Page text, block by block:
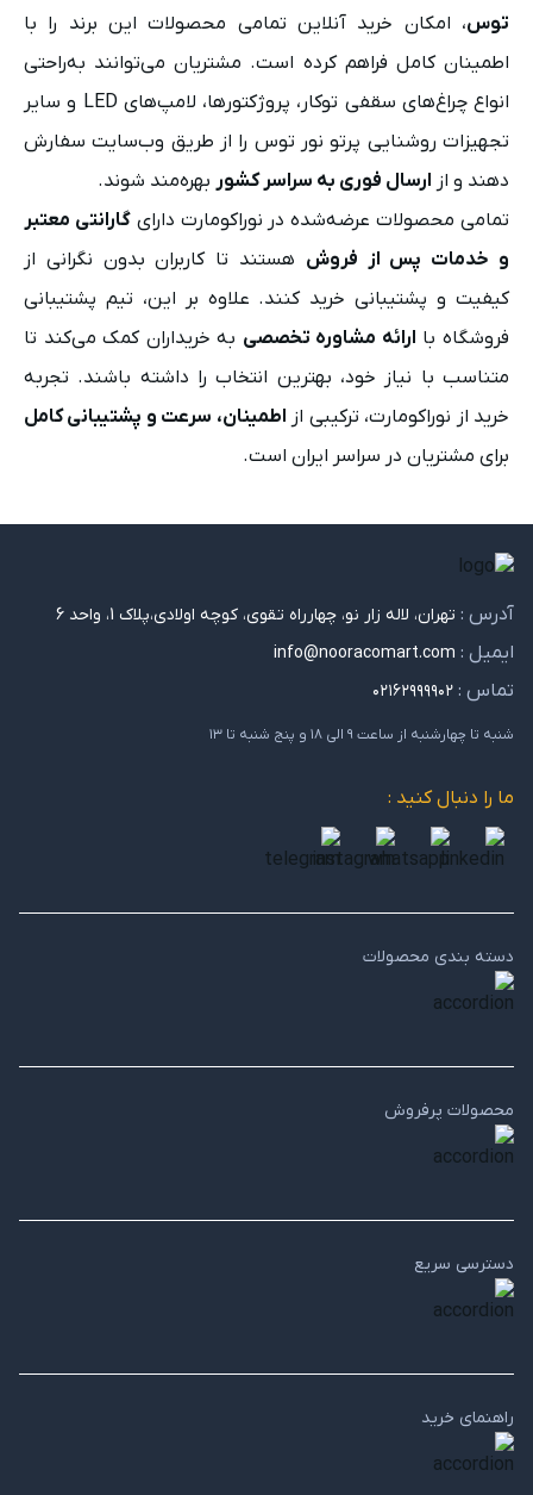
توس، امکان خرید آنلاین تمامی محصولات این برند را با
اطمینان کامل فراهم کرده است. مشتریان می‌توانند به‌راحتی
انواع چراغ‌های سقفی توکار، پروژکتورها، لامپ‌های LED و سایر
تجهیزات روشنایی پرتو نور توس را از طریق وب‌سایت سفارش
دهند و از ارسال فوری به سراسر کشور بهره‌مند شوند.
تمامی محصولات عرضه‌شده در نوراکومارت دارایگارانتی معتبر
و خدمات پس از فروش هستند تا کاربران بدون نگرانی از
کیفیت و پشتیبانی خرید کنند. علاوه بر این، تیم پشتیبانی
فروشگاه با ارائه مشاوره تخصصی به خریداران کمک می‌کند تا
متناسب با نیاز خود، بهترین انتخاب را داشته باشند. تجربه
خرید از نوراکومارت، ترکیبی از اطمینان، سرعت و پشتیبانی کامل
برای مشتریان در سراسر ایران است.
آدرس : تهران، لاله زار نو، چهارراه تقوی، کوچه اولادی،پلاک 1، واحد 6
ایمیل : info@nooracomart.com
تماس : ۰۲۱۶۲۹۹۹۹۰۲
شنبه تا چهارشنبه از ساعت ۹ الی ۱۸ و پنج شنبه تا ۱۳
ما را دنبال کنید :
دسته بندی محصولات
محصولات پرفروش
دسترسی سریع
راهنمای خرید